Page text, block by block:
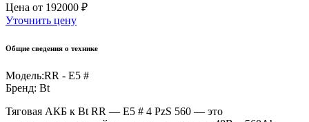
Цена от 192000 ₽
Уточнить цену
Общие сведения о технике
Модель:RR - E5 #
Бренд: Bt
Тяговая АКБ к Bt RR — E5 # 4 PzS 560 — это